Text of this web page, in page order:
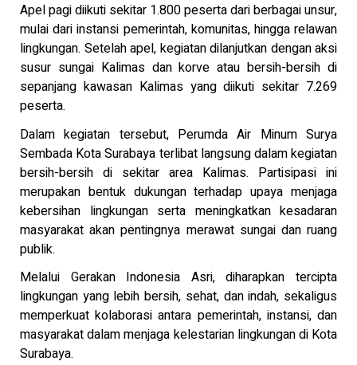
Apel pagi diikuti sekitar 1.800 peserta dari berbagai unsur,
mulai dari instansi pemerintah, komunitas, hingga relawan
lingkungan. Setelah apel, kegiatan dilanjutkan dengan aksi
susur sungai Kalimas dan korve atau bersih-bersih di
sepanjang kawasan Kalimas yang diikuti sekitar 7.269
peserta.
Dalam kegiatan tersebut, Perumda Air Minum Surya
Sembada Kota Surabaya terlibat langsung dalam kegiatan
bersih-bersih di sekitar area Kalimas. Partisipasi ini
merupakan bentuk dukungan terhadap upaya menjaga
kebersihan lingkungan serta meningkatkan kesadaran
masyarakat akan pentingnya merawat sungai dan ruang
publik.
Melalui Gerakan Indonesia Asri, diharapkan tercipta
lingkungan yang lebih bersih, sehat, dan indah, sekaligus
memperkuat kolaborasi antara pemerintah, instansi, dan
masyarakat dalam menjaga kelestarian lingkungan di Kota
Surabaya.